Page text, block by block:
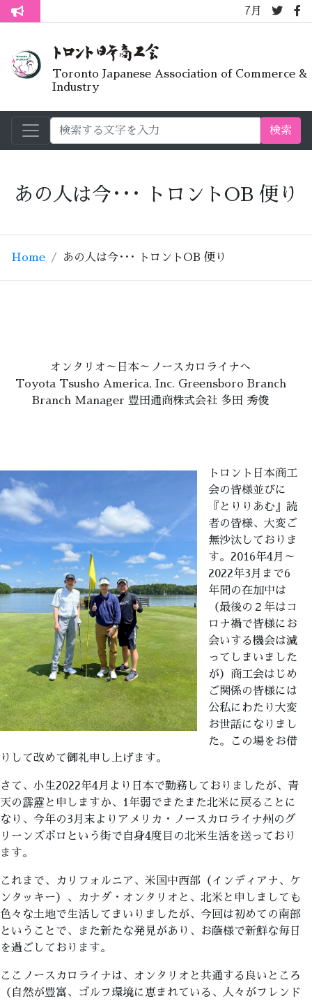
トロント生活不安疑問質問懇談会
7月オープンライブラ
Toronto Japanese Association of Commerce &
Industry
検索
あの人は今･･･ トロントOB 便り
Home あの人は今･･･ トロントOB 便り
オンタリオ～日本～ノースカロライナへ
Toyota Tsusho America, Inc. Greensboro Branch
Branch Manager 豊田通商株式会社 多田 秀俊
トロント日本商工
会の皆様並びに
『とりりあむ』読
者の皆様、大変ご
無沙汰しておりま
す。2016年4月～
2022年3月まで6
年間の在加中は
（最後の２年はコ
ロナ禍で皆様にお
会いする機会は減
ってしまいました
が）商工会はじめ
ご関係の皆様には
公私にわたり大変
お世話になりまし
た。この場をお借
りして改めて御礼申し上げます。
さて、小生2022年4月より日本で勤務しておりましたが、青
天の霹靂と申しますか、1年弱でまたまた北米に戻ることに
なり、今年の3月末よりアメリカ・ノースカロライナ州のグ
リーンズボロという街で自身4度目の北米生活を送っており
ます。
これまで、カリフォルニア、米国中西部（インディアナ、ケ
ンタッキー）、カナダ・オンタリオと、北米と申しましても
色々な土地で生活してまいりましたが、今回は初めての南部
ということで、また新たな発見があり、お蔭様で新鮮な毎日
を過ごしております。
ここノースカロライナは、オンタリオと共通する良いところ
（自然が豊富、ゴルフ環境に恵まれている、人々がフレンド